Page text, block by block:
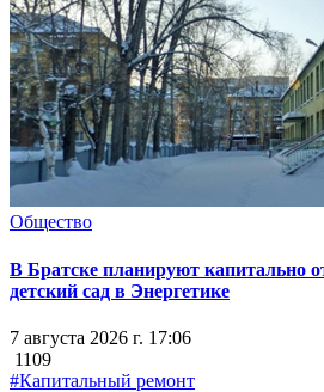
Общество
В Братске планируют капитально
детский сад в Энергетике
7 августа 2026 г. 17:06
1109
#Капитальный ремонт